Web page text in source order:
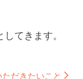
てきます。
だきたいこと